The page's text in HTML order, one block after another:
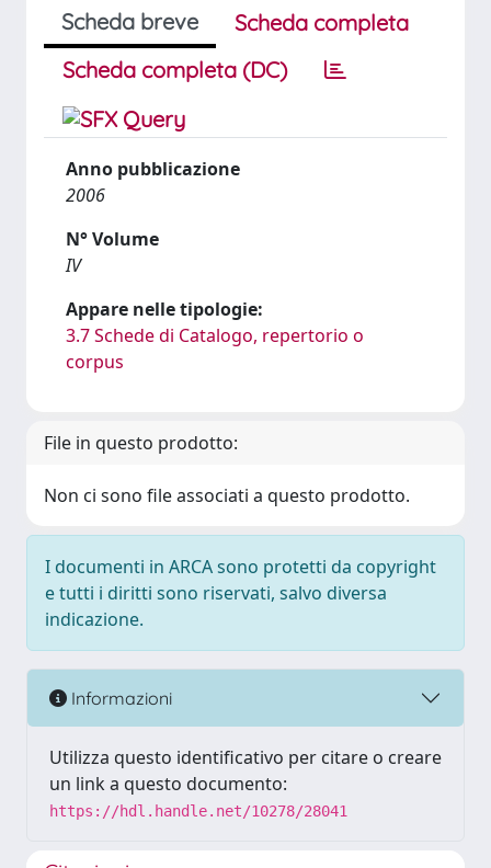
Scheda breve
Scheda completa
Scheda completa (DC)
Anno pubblicazione
2006
N° Volume
IV
Appare nelle tipologie:
3.7 Schede di Catalogo, repertorio o
corpus
File in questo prodotto:
Non ci sono file associati a questo prodotto.
I documenti in ARCA sono protetti da copyright
e tutti i diritti sono riservati, salvo diversa
indicazione.
Informazioni
Utilizza questo identificativo per citare o creare
un link a questo documento:
https://hdl.handle.net/10278/28041